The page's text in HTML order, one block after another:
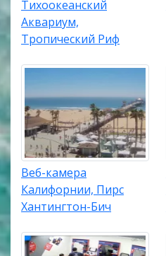
Тихоокеанский
Аквариум,
Тропический Риф
Веб-камера
Калифорнии, Пирс
Хантингтон-Бич